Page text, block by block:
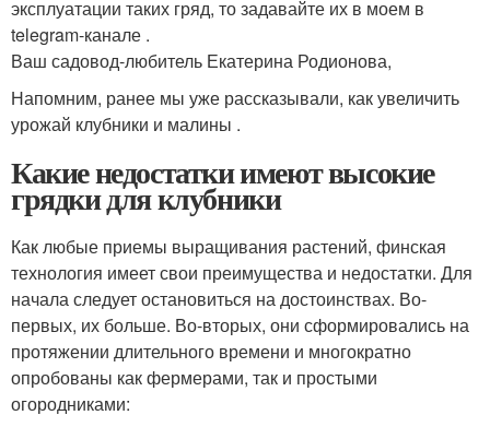
эксплуатации таких гряд, то задавайте их в моем в
telegram-канале .
Ваш садовод-любитель Екатерина Родионова,
Напомним, ранее мы уже рассказывали, как увеличить
урожай клубники и малины .
Какие недостатки имеют высокие
грядки для клубники
Как любые приемы выращивания растений, финская
технология имеет свои преимущества и недостатки. Для
начала следует остановиться на достоинствах. Во-
первых, их больше. Во-вторых, они сформировались на
протяжении длительного времени и многократно
опробованы как фермерами, так и простыми
огородниками: